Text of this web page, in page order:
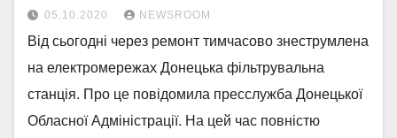
05.10.2020 NEWSROOM
Від сьогодні через ремонт тимчасово знеструмлена
на електромережах Донецька фільтрувальна
станція. Про це повідомила пресслужба Донецької
Обласної Адміністрації. На цей час повністю